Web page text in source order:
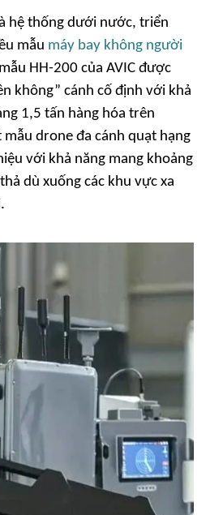
hệ thống dưới nước, triển
mẫu máy bay không người
HH-200 của AVIC được
không” cánh cố định với khả
1,5 tấn hàng hóa trên
drone đa cánh quạt hạng
với khả năng mang khoảng
dù xuống các khu vực xa